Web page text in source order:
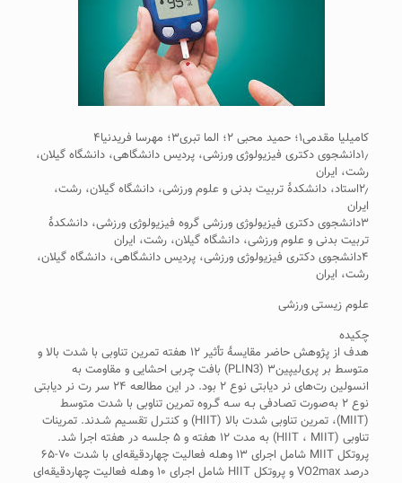
کامیلیا مقدمی۱؛ حمید محبی ۲؛ الما تبری۳؛ مهرسا فریدنیا۴
۱٫دانشجوی دکتری فیزیولوژی ورزشی، پردیس دانشگاهی، دانشگاه گیلان،
رشت، ایران
۲٫استاد، دانشکدۀ تربیت بدنی و علوم ورزشی، دانشگاه گیلان، رشت،
ایران
۳دانشجوی دکتری فیزیولوژی ورزشی گروه فیزیولوژی ورزشی، دانشکدۀ
تربیت بدنی و علوم ورزشی، دانشگاه گیلان، رشت، ایران
۴دانشجوی دکتری فیزیولوژی ورزشی، پردیس دانشگاهی، دانشگاه گیلان،
رشت، ایران
علوم زیستی ورزشی
چکیده
هدف از پژوهش حاضر مقایسۀ تأثیر ۱۲ هفته تمرین تناوبی با شدت بالا و
متوسط بر پری‌لیپین۳ (PLIN3) بافت چربی احشایی و مقاومت به
انسولین رت‌های نر دیابتی نوع ۲ بود. در این مطالعه ۲۴ سر رت نر دیابتی
نوع ۲ به‌صورت تصـادفی بـه سـه گـروه تمرین تناوبی با شدت متوسط
(MIIT)، تمرین تناوبی شدت بالا (HIIT) و کنتـرل تقسـیم شـدند. تمرینات
تناوبی (HIIT ، MIIT) به مدت ۱۲ هفته و ۵ جلسه در هفته اجرا شد.
پروتکل MIIT شامل اجرای ۱۳ وهله فعالیت چهاردقیقه‌ای با شدت ۷۰-۶۵
درصد VO2max و پروتکل HIIT شامل اجرای ۱۰ وهله فعالیت چهاردقیقه‌ای